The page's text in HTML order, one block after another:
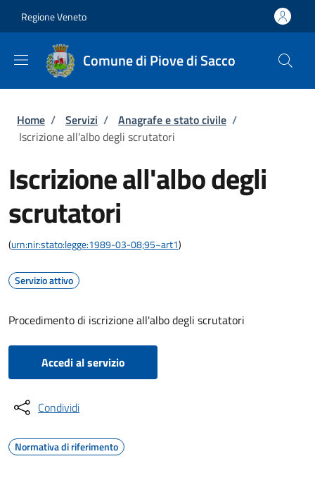
Regione Veneto
Comune di Piove di Sacco
Briciole di pane
Home / Servizi / Anagrafe e stato civile /
Iscrizione all'albo degli scrutatori
Iscrizione all'albo degli
scrutatori
(urn:nir:stato:legge:1989-03-08;95~art1)
Servizio attivo
Procedimento di iscrizione all'albo degli scrutatori
Accedi al servizio
Condividi
Normativa di riferimento